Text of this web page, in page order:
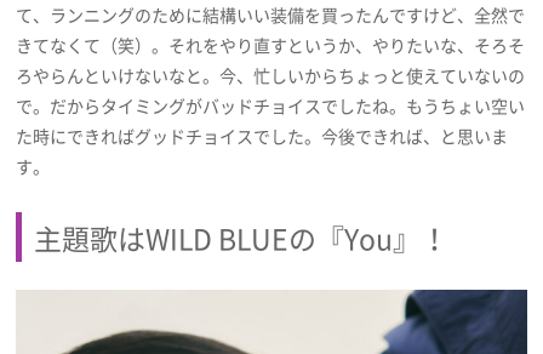
て、ランニングのために結構いい装備を買ったんですけど、全然で
きてなくて（笑）。それをやり直すというか、やりたいな、そろそ
ろやらんといけないなと。今、忙しいからちょっと使えていないの
で。だからタイミングがバッドチョイスでしたね。もうちょい空い
た時にできればグッドチョイスでした。今後できれば、と思いま
す。
主題歌はWILD BLUEの『You』！